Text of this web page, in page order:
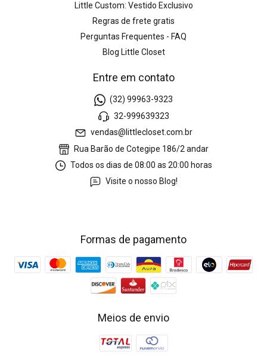
Little Custom: Vestido Exclusivo
Regras de frete gratis
Perguntas Frequentes - FAQ
Blog Little Closet
Entre em contato
(32) 99963-9323
32-999639323
vendas@littlecloset.com.br
Rua Barão de Cotegipe 186/2 andar
Todos os dias de 08:00 as 20:00 horas
Visite o nosso Blog!
Formas de pagamento
Meios de envio